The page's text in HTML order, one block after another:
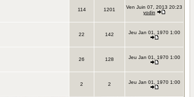
114 1201
Ven Juin 07, 2013 20:23
yodin
22 142 Jeu Jan 01, 1970 1:00
26 128 Jeu Jan 01, 1970 1:00
2 2 Jeu Jan 01, 1970 1:00